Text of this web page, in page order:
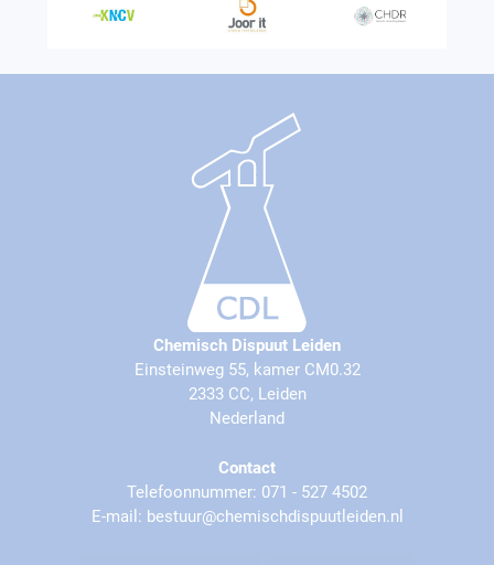
Chemisch Dispuut Leiden
Einsteinweg 55, kamer CM0.32
2333 CC, Leiden
Nederland
Contact
Telefoonnummer: 071 - 527 4502
E-mail: bestuur@chemischdispuutleiden.nl